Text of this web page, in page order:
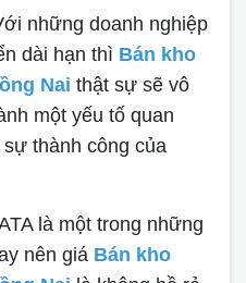
những doanh nghiệp
dài hạn thì Bán kho
Nai thật sự sẽ vô
một yếu tố quan
thành công của
là một trong những
nên giá Bán kho